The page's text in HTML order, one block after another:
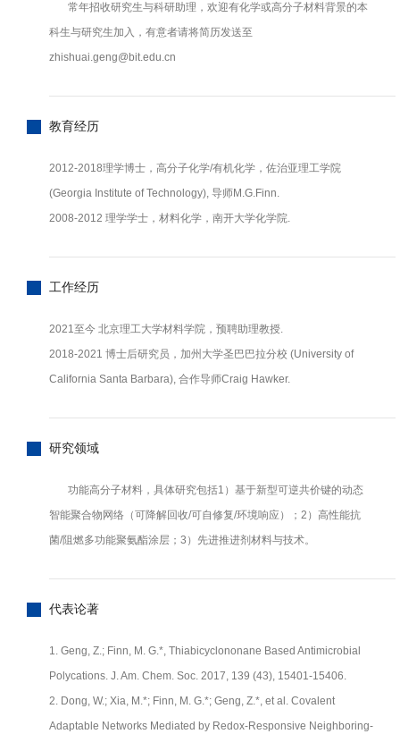
常年招收研究生与科研助理，欢迎有化学或高分子材料背景的本
科生与研究生加入，有意者请将简历发送至
zhishuai.geng@bit.edu.cn
教育经历
2012-2018理学博士，高分子化学/有机化学，佐治亚理工学院
(Georgia Institute of Technology), 导师M.G.Finn.
2008-2012 理学学士，材料化学，南开大学化学院.
工作经历
2021至今 北京理工大学材料学院，预聘助理教授.
2018-2021 博士后研究员，加州大学圣巴巴拉分校 (University of
California Santa Barbara), 合作导师Craig Hawker.
研究领域
功能高分子材料，具体研究包括1）基于新型可逆共价键的动态
智能聚合物网络（可降解回收/可自修复/环境响应）；2）高性能抗
菌/阻燃多功能聚氨酯涂层；3）先进推进剂材料与技术。
代表论著
1. Geng, Z.; Finn, M. G.*, Thiabicyclononane Based Antimicrobial
Polycations. J. Am. Chem. Soc. 2017, 139 (43), 15401-15406.
2. Dong, W.; Xia, M.*; Finn, M. G.*; Geng, Z.*, et al. Covalent
Adaptable Networks Mediated by Redox-Responsive Neighboring-